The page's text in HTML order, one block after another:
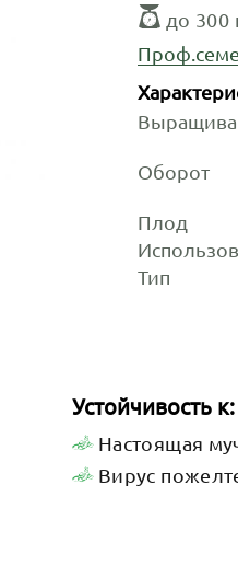
до 300
Оборот
Плод
Тип
Устойчивость к:
Настоящая
Вирус